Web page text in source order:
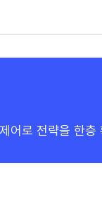
어로 전략을 한층